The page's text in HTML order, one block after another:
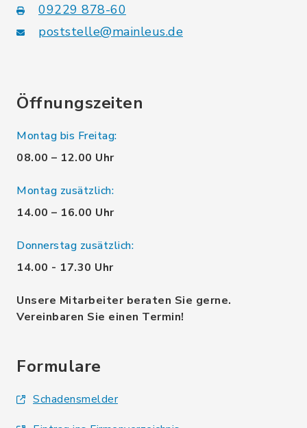
09229 878-60
poststelle@mainleus.de
Öffnungszeiten
Montag bis Freitag:
08.00 – 12.00 Uhr
Montag zusätzlich:
14.00 – 16.00 Uhr
Donnerstag zusätzlich:
14.00 - 17.30 Uhr
Unsere Mitarbeiter beraten Sie gerne.
Vereinbaren Sie einen Termin!
Formulare
Schadensmelder